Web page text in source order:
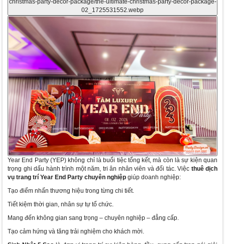
Year End Party (YEP) không chỉ là buổi tiệc tổng kết, mà còn là sự kiện quan
trọng ghi dấu hành trình một năm, tri ân nhân viên và đối tác. Việc thuê dịch
vụ trang trí Year End Party chuyên nghiệp giúp doanh nghiệp:
Tạo điểm nhấn thương hiệu trong từng chi tiết.
Tiết kiệm thời gian, nhân sự tự tổ chức.
Mang đến không gian sang trọng – chuyên nghiệp – đẳng cấp.
Tạo cảm hứng và tăng trải nghiệm cho khách mời.